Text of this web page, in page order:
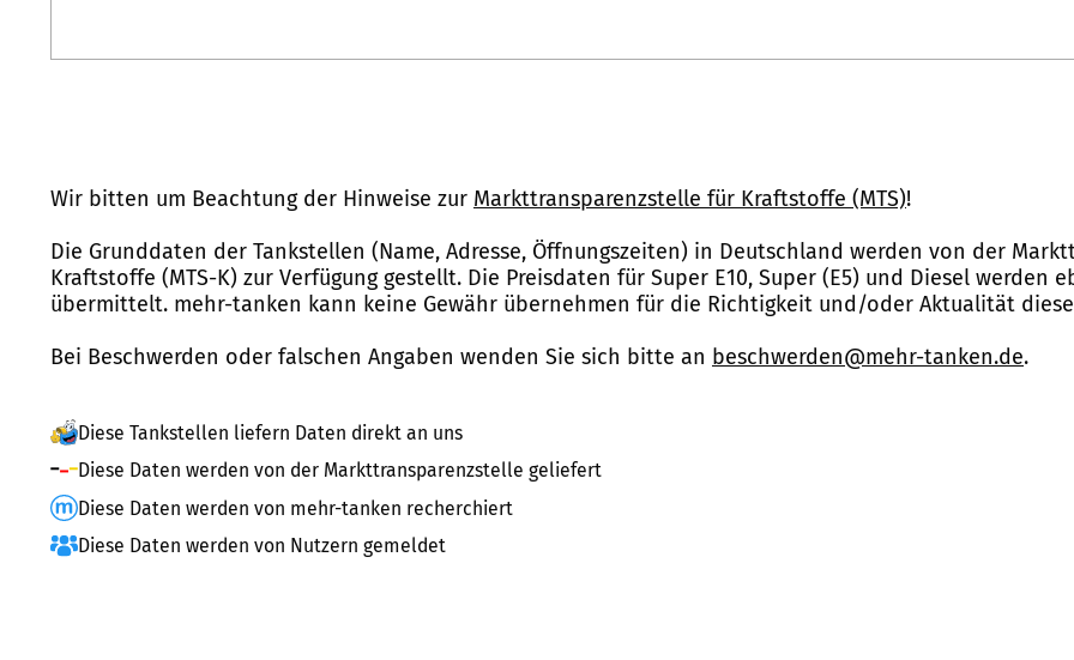
Wir bitten um Beachtung der Hinweise zur Markttransparenzstelle für Kraftstoffe (MTS)!
Die Grunddaten der Tankstellen (Name, Adresse, Öffnungszeiten) in Deutschland werden von der
Kraftstoffe (MTS-K) zur Verfügung gestellt. Die Preisdaten für Super E10, Super (E5) und Diesel werden
übermittelt. mehr-tanken kann keine Gewähr übernehmen für die Richtigkeit und/oder Aktualität
Bei Beschwerden oder falschen Angaben wenden Sie sich bitte an beschwerden@mehr-tanken.de.
Diese Tankstellen liefern Daten direkt an uns
Diese Daten werden von der Markttransparenzstelle geliefert
Diese Daten werden von mehr-tanken recherchiert
Diese Daten werden von Nutzern gemeldet